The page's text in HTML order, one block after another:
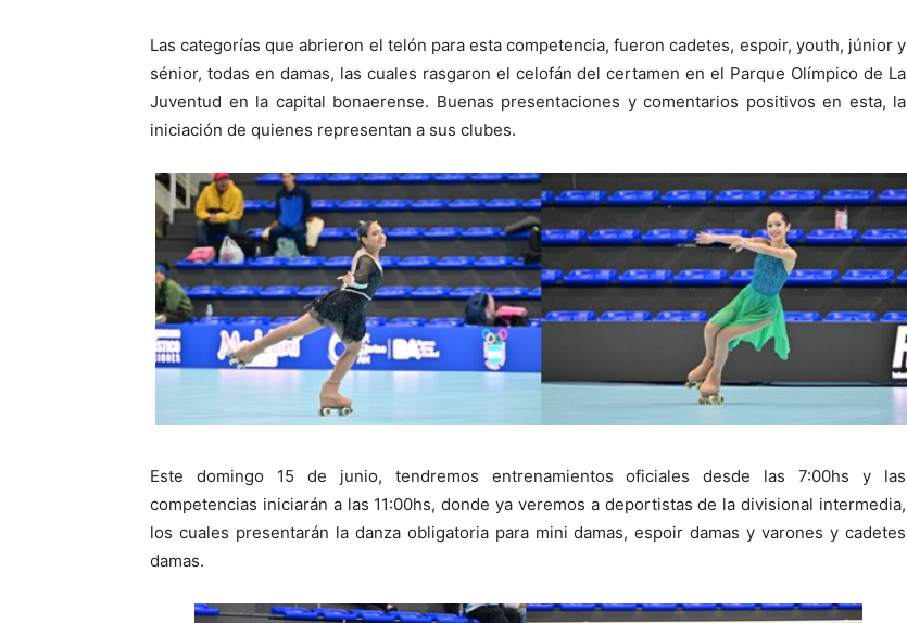
Las categorías que abrieron el telón para esta competencia, fueron cadetes, espoir, youth, júnior y
sénior, todas en damas, las cuales rasgaron el celofán del certamen en el Parque Olímpico de La
Juventud en la capital bonaerense. Buenas presentaciones y comentarios positivos en esta, la
iniciación de quienes representan a sus clubes.
Este domingo 15 de junio, tendremos entrenamientos oficiales desde las 7:00hs y las
competencias iniciarán a las 11:00hs, donde ya veremos a deportistas de la divisional intermedia,
los cuales presentarán la danza obligatoria para mini damas, espoir damas y varones y cadetes
damas.